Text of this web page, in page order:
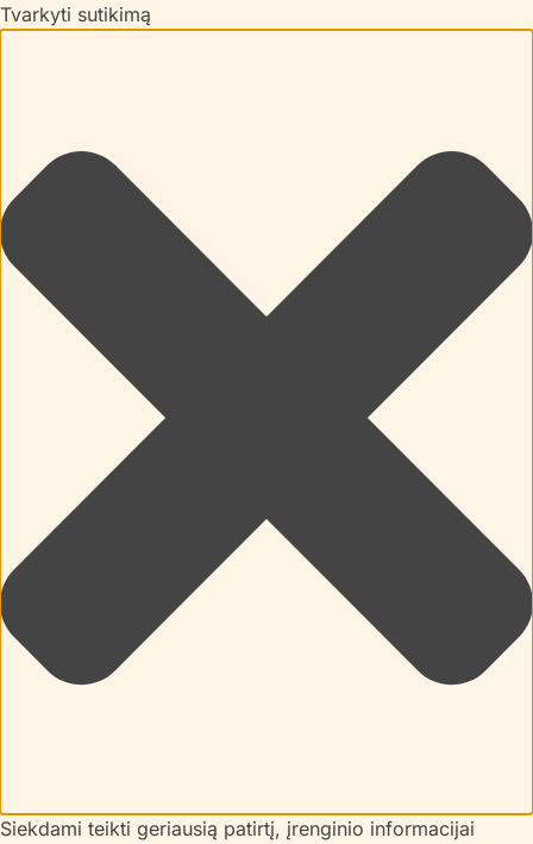
Tvarkyti sutikimą
Siekdami teikti geriausią patirtį, įrenginio informacijai